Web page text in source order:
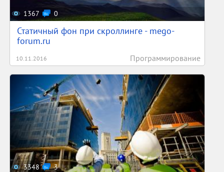
1367 0
Статичный фон при скроллинге - mego-
forum.ru
10.11.2016 Программирование
3348 3